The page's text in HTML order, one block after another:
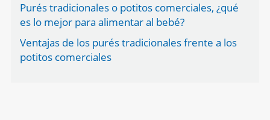
Purés tradicionales o potitos comerciales, ¿qué
es lo mejor para alimentar al bebé?
Ventajas de los purés tradicionales frente a los
potitos comerciales